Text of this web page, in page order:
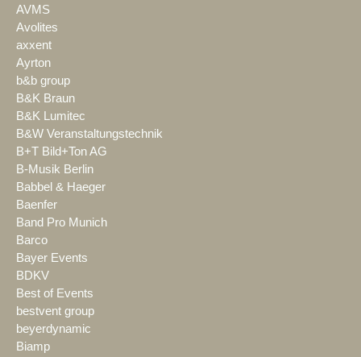
AVMS
Avolites
axxent
Ayrton
b&b group
B&K Braun
B&K Lumitec
B&W Veranstaltungstechnik
B+T Bild+Ton AG
B-Musik Berlin
Babbel & Haeger
Baenfer
Band Pro Munich
Barco
Bayer Events
BDKV
Best of Events
bestvent group
beyerdynamic
Biamp